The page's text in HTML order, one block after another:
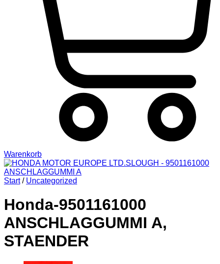
Warenkorb
Start / Uncategorized
Honda-9501161000
ANSCHLAGGUMMI A,
STAENDER